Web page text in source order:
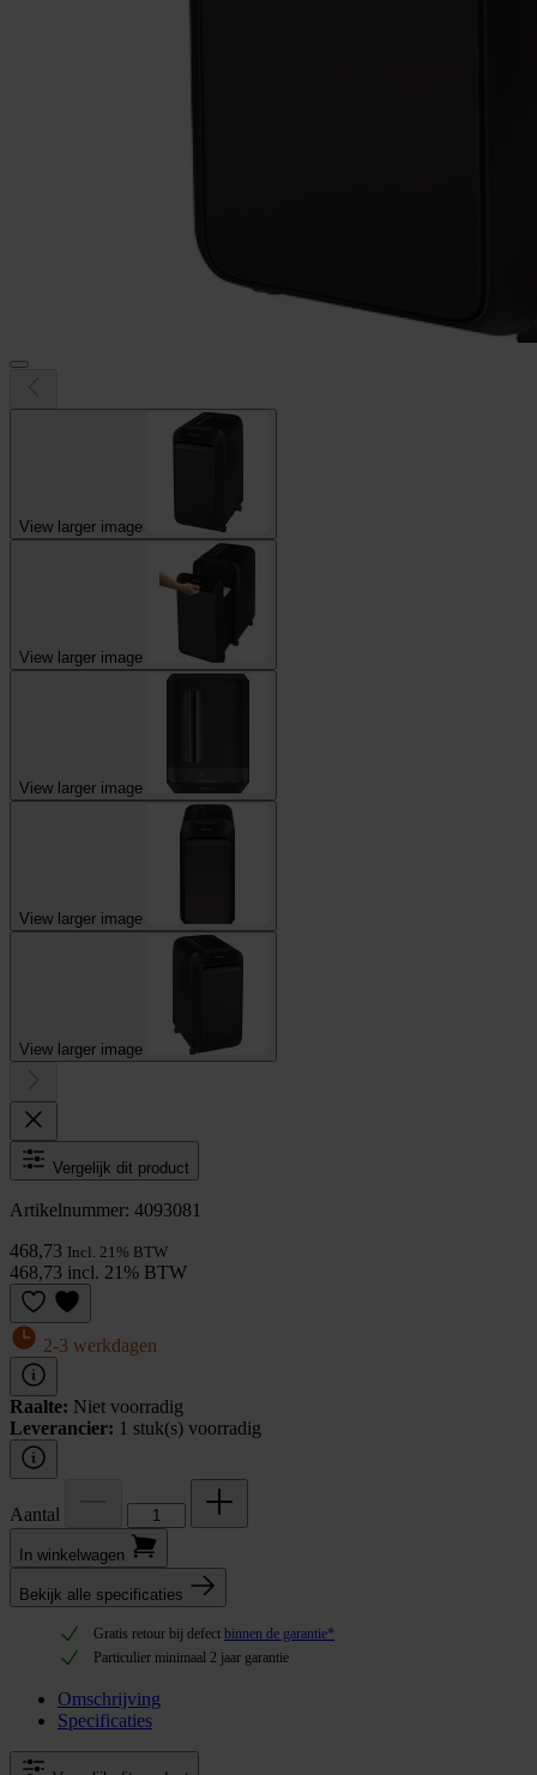
View larger image
View larger image
View larger image
View larger image
View larger image
Vergelijk dit product
Artikelnummer: 4093081
468,73 Incl. 21% BTW
468,73 incl. 21% BTW
2-3 werkdagen
Raalte: Niet voorradig
Leverancier: 1 stuk(s) voorradig
Aantal
In winkel­wagen
Bekijk alle specificaties
Gratis retour bij defect binnen de garantie*
Particulier minimaal 2 jaar garantie
Omschrijving
Specificaties